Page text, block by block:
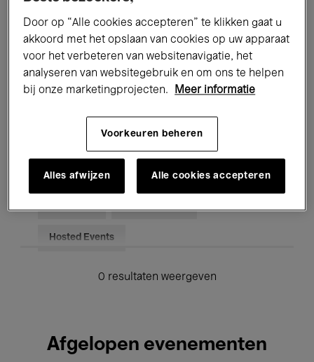
Tentoonstellingen Films
Performances Lezingen & Debatten
Jazz Klassieke Muziek Global Music
Elektronische Muziek
Voor iedereen Kids’ Palace
Hosted Events
0 resultaten weergeven
Afgelopen evenementen
Door op “Alle cookies accepteren” te klikken gaat u
akkoord met het opslaan van cookies op uw apparaat
voor het verbeteren van websitenavigatie, het
analyseren van websitegebruik en om ons te helpen
bij onze marketingprojecten.
Meer informatie
Voorkeuren beheren
Alles afwijzen Alle cookies accepteren